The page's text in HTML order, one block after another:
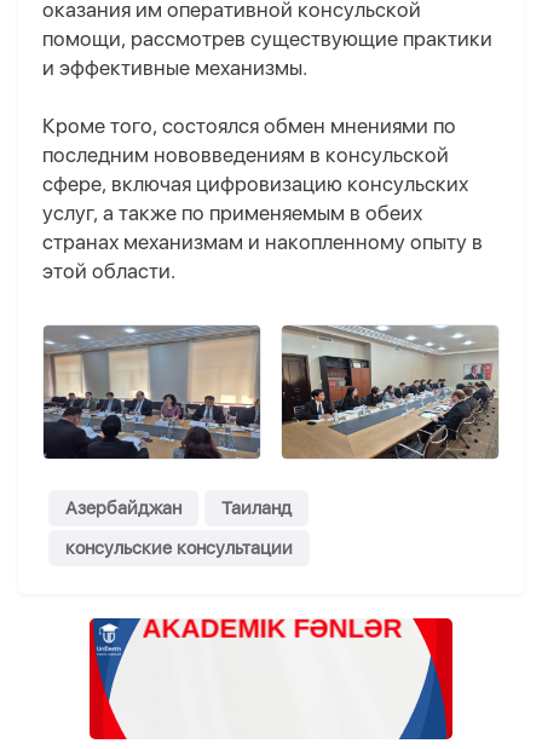
оказания им оперативной консульской
помощи, рассмотрев существующие практики
и эффективные механизмы.
Кроме того, состоялся обмен мнениями по
последним нововведениям в консульской
сфере, включая цифровизацию консульских
услуг, а также по применяемым в обеих
странах механизмам и накопленному опыту в
этой области.
Азербайджан
Таиланд
консульские консультации